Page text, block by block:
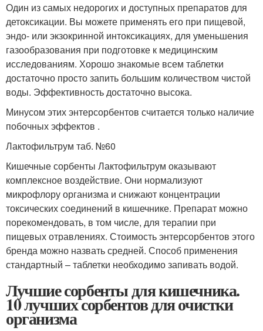
Один из самых недорогих и доступных препаратов для
детоксикации. Вы можете применять его при пищевой,
эндо- или экзокринной интоксикациях, для уменьшения
газообразования при подготовке к медицинским
исследованиям. Хорошо знакомые всем таблетки
достаточно просто запить большим количеством чистой
воды. Эффективность достаточно высока.
Минусом этих энтерсорбентов считается только наличие
побочных эффектов .
Лактофильтрум таб. №60
Кишечные сорбенты Лактофильтрум оказывают
комплексное воздействие. Они нормализуют
микрофлору организма и снижают концентрации
токсических соединений в кишечнике. Препарат можно
порекомендовать, в том числе, для терапии при
пищевых отравлениях. Стоимость энтерсорбентов этого
бренда можно назвать средней. Способ применения
стандартный – таблетки необходимо запивать водой.
Лучшие сорбенты для кишечника.
10 лучших сорбентов для очистки
организма